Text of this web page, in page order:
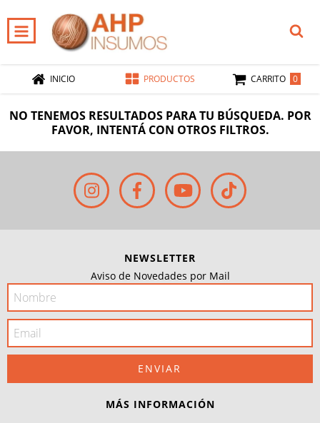
INICIO PRODUCTOS CARRITO 0
NO TENEMOS RESULTADOS PARA TU BÚSQUEDA. POR
FAVOR, INTENTÁ CON OTROS FILTROS.
NEWSLETTER
Aviso de Novedades por Mail
MÁS INFORMACIÓN